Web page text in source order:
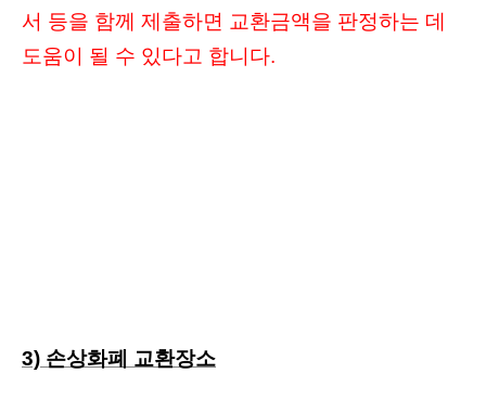
서 등을 함께 제출하면 교환금액을 판정하는 데
도움이 될 수 있다고 합니다.
3) 손상화폐 교환장소